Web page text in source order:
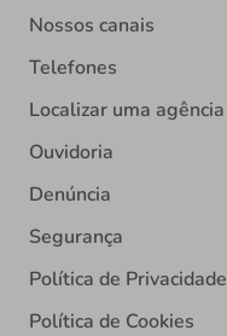
Nossos canais
Telefones
Localizar uma agência
Ouvidoria
Denúncia
Segurança
Política de Privacidade
Política de Cookies